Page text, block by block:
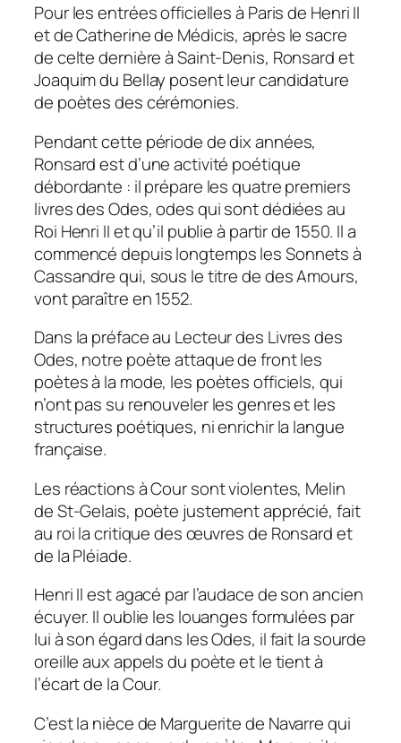
Pour les entrées officielles à Paris de Henri II
et de Catherine de Médicis, après le sacre
de celte dernière à Saint-Denis, Ronsard et
Joaquim du Bellay posent leur candidature
de poètes des cérémonies.
Pendant cette période de dix années,
Ronsard est d’une activité poétique
débordante : il prépare les quatre premiers
livres des Odes, odes qui sont dédiées au
Roi Henri II et qu’il publie à partir de 1550. Il a
commencé depuis longtemps les Sonnets à
Cassandre qui, sous le titre de des Amours,
vont paraître en 1552.
Dans la préface au Lecteur des Livres des
Odes, notre poète attaque de front les
poètes à la mode, les poètes officiels, qui
n’ont pas su renouveler les genres et les
structures poétiques, ni enrichir la langue
française.
Les réactions à Cour sont violentes, Melin
de St-Gelais, poète justement apprécié, fait
au roi la critique des œuvres de Ronsard et
de la Pléiade.
Henri Il est agacé par l’audace de son ancien
écuyer. Il oublie les louanges formulées par
lui à son égard dans les Odes, il fait la sourde
oreille aux appels du poète et le tient à
l’écart de la Cour.
C’est la nièce de Marguerite de Navarre qui